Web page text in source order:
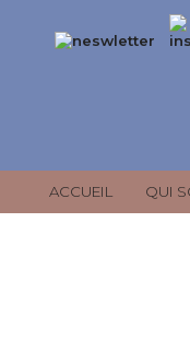
ACCUEIL QUI